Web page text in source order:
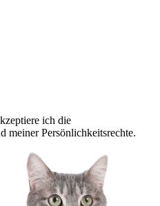
ich die
meiner Persönlichkeitsrechte.